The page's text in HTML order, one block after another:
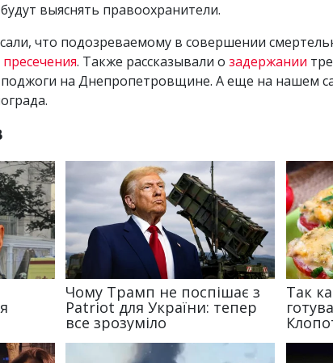
выяснять правоохранители.
что подозреваемому в совершении
. Также рассказывали о задержании
поджоги на Днепропетровщине. А еще на нашем